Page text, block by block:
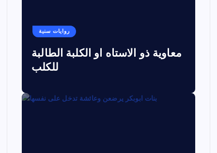
روايات سنية
معاوية ذو الاستاه او الكلبة الطالبة
للكلب